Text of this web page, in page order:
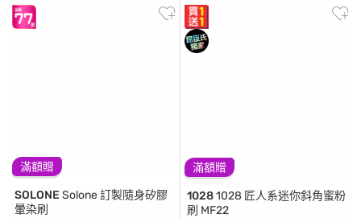
滿額贈
SOLONE Solone 訂製隨身矽膠
暈染刷
滿額贈
10281028 匠人系迷你斜角蜜粉
刷 MF22